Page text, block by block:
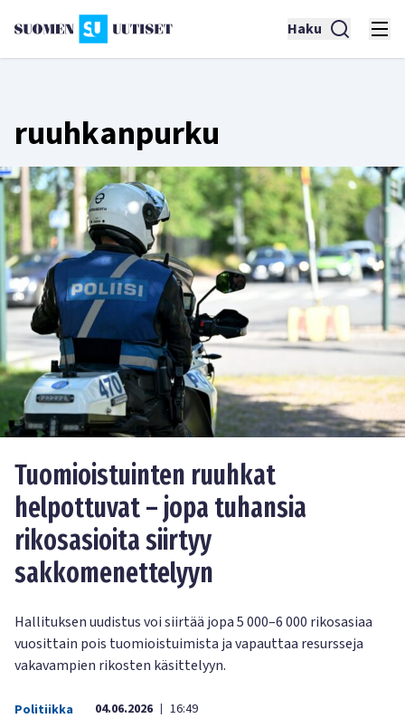
Haku
ruuhkanpurku
Tuomioistuinten ruuhkat
helpottuvat – jopa tuhansia
rikosasioita siirtyy
sakkomenettelyyn
Hallituksen uudistus voi siirtää jopa 5 000–6 000 rikosasiaa
vuosittain pois tuomioistuimista ja vapauttaa resursseja
vakavampien rikosten käsittelyyn.
Politiikka 04.06.2026 | 16:49